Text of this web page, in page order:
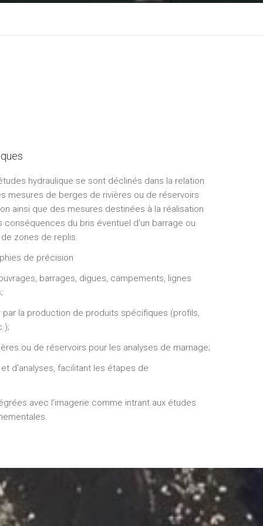
hydraulique se sont déclinés dans la relation
mesures de berges de rivières ou de réservoirs
ainsi que des mesures destinées à la réalisation
conséquences du bris éventuel d'un barrage ou
zones de replis.
de précision
barrages, digues, campements, lignes
la production de produits spécifiques (profils,
ou de réservoirs pour les analyses de marnage;
d'analyses, facilitant les étapes de
avec l'imagerie comme intrant aux études